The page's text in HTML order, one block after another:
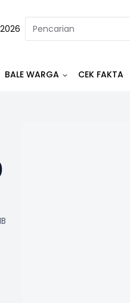
BALE WARGA CEK FAKTA